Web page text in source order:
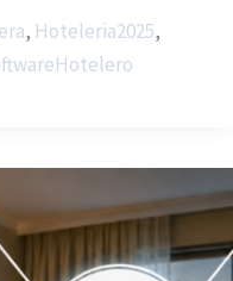
, Hoteleria2025,